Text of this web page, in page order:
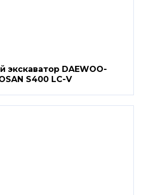
экскаватор DAEWOO-
S400 LC-V